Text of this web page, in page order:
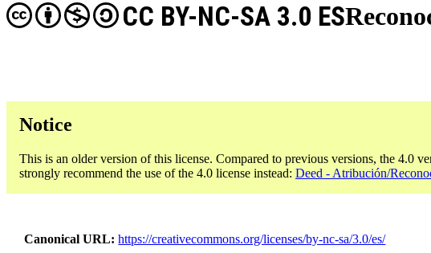
CC BY-NC-SA 3.0 ES
Notice
This is an older version of this license. Compared to previous versions, the 4.0
strongly recommend the use of the 4.0 license instead: Deed - Atribución/
Canonical URL https://creativecommons.org/licenses/by-nc-sa/3.0/es/